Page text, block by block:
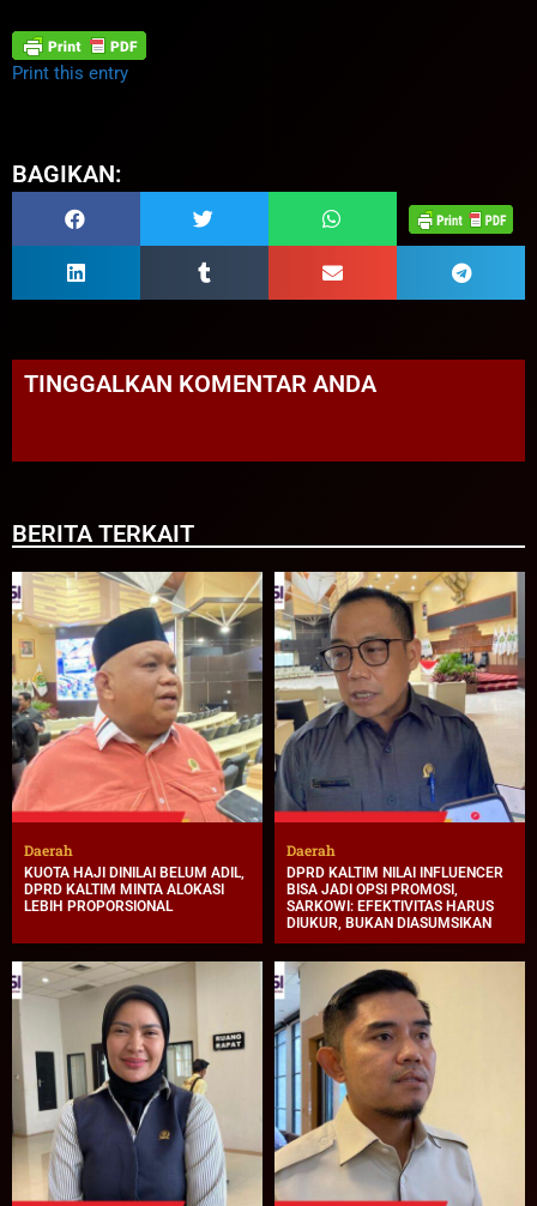
Print this entry
BAGIKAN:
TINGGALKAN KOMENTAR ANDA
BERITA TERKAIT
Daerah
KUOTA HAJI DINILAI BELUM ADIL,
DPRD KALTIM MINTA ALOKASI
LEBIH PROPORSIONAL
Daerah
DPRD KALTIM NILAI INFLUENCER
BISA JADI OPSI PROMOSI,
SARKOWI: EFEKTIVITAS HARUS
DIUKUR, BUKAN DIASUMSIKAN